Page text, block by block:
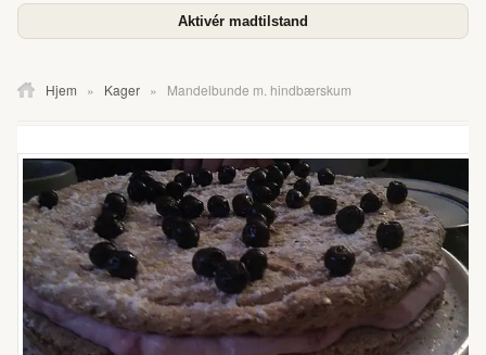
Aktivér madtilstand
Hjem » Kager » Mandelbunde m. hindbærskum